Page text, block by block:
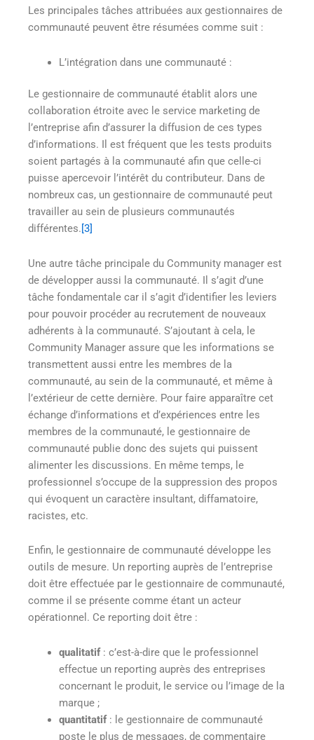
Les principales tâches attribuées aux gestionnaires de
communauté peuvent être résumées comme suit :
L’intégration dans une communauté :
Le gestionnaire de communauté établit alors une
collaboration étroite avec le service marketing de
l’entreprise afin d’assurer la diffusion de ces types
d’informations. Il est fréquent que les tests produits
soient partagés à la communauté afin que celle-ci
puisse apercevoir l’intérêt du contributeur. Dans de
nombreux cas, un gestionnaire de communauté peut
travailler au sein de plusieurs communautés
différentes. [3]
Une autre tâche principale du Community manager est
de développer aussi la communauté. Il s’agit d’une
tâche fondamentale car il s’agit d’identifier les leviers
pour pouvoir procéder au recrutement de nouveaux
adhérents à la communauté. S’ajoutant à cela, le
Community Manager assure que les informations se
transmettent aussi entre les membres de la
communauté, au sein de la communauté, et même à
l’extérieur de cette dernière. Pour faire apparaître cet
échange d’informations et d’expériences entre les
membres de la communauté, le gestionnaire de
communauté publie donc des sujets qui puissent
alimenter les discussions. En même temps, le
professionnel s’occupe de la suppression des propos
qui évoquent un caractère insultant, diffamatoire,
racistes, etc.
Enfin, le gestionnaire de communauté développe les
outils de mesure. Un reporting auprès de l’entreprise
doit être effectuée par le gestionnaire de communauté,
comme il se présente comme étant un acteur
opérationnel. Ce reporting doit être :
qualitatif : c’est-à-dire que le professionnel
effectue un reporting auprès des entreprises
concernant le produit, le service ou l’image de la
marque ;
quantitatif : le gestionnaire de communauté
poste le plus de messages, de commentaire